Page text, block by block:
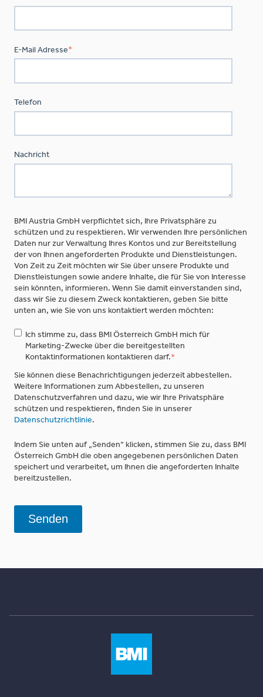
E-Mail Adresse*
Telefon
Nachricht
BMI Austria GmbH verpflichtet sich, Ihre Privatsphäre zu
schützen und zu respektieren. Wir verwenden Ihre persönlichen
Daten nur zur Verwaltung Ihres Kontos und zur Bereitstellung
der von Ihnen angeforderten Produkte und Dienstleistungen.
Von Zeit zu Zeit möchten wir Sie über unsere Produkte und
Dienstleistungen sowie andere Inhalte, die für Sie von Interesse
sein könnten, informieren. Wenn Sie damit einverstanden sind,
dass wir Sie zu diesem Zweck kontaktieren, geben Sie bitte
unten an, wie Sie von uns kontaktiert werden möchten:
Ich stimme zu, dass BMI Österreich GmbH mich für
Marketing-Zwecke über die bereitgestellten
Kontaktinformationen kontaktieren darf.*
Sie können diese Benachrichtigungen jederzeit abbestellen.
Weitere Informationen zum Abbestellen, zu unseren
Datenschutzverfahren und dazu, wie wir Ihre Privatsphäre
schützen und respektieren, finden Sie in unserer
Datenschutzrichtlinie.
Indem Sie unten auf „Senden“ klicken, stimmen Sie zu, dass BMI
Österreich GmbH die oben angegebenen persönlichen Daten
speichert und verarbeitet, um Ihnen die angeforderten Inhalte
bereitzustellen.